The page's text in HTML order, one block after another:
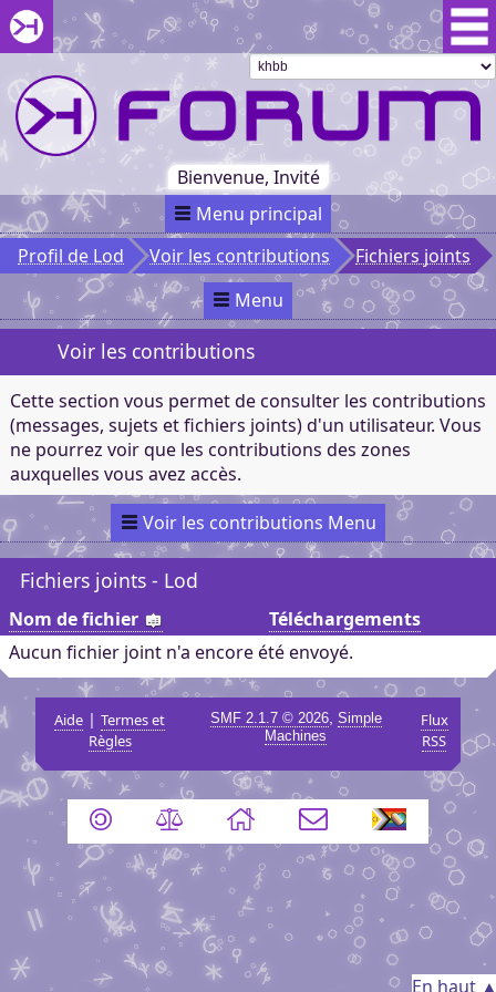
Aller au menu du forum
Aller au contenu du forum
Aller à la recherche dans le forum
Passer le
menu
Khaganat
au début
du menu
Khaganat
Bienvenue, Invité
Menu principal
Profil de Lod
Voir les contributions
Fichiers joints
Menu
Voir les contributions
Cette section vous permet de consulter les contributions
(messages, sujets et fichiers joints) d'un utilisateur. Vous
ne pourrez voir que les contributions des zones
auxquelles vous avez accès.
Voir les contributions Menu
Fichiers joints - Lod
Nom de fichier
Téléchargements
Aucun fichier joint n'a encore été envoyé.
Aide |Termes et
Règles
SMF 2.1.7 © 2026, Simple
Machines
Flux
RSS
En haut